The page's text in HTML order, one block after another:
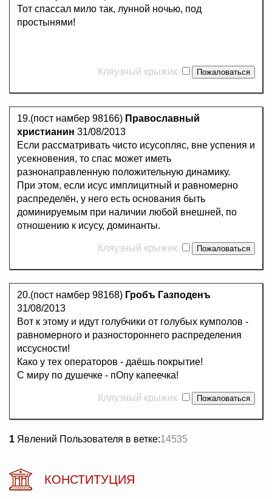
Тот спассал мило так, лунной ночью, под
простынями!
Кляузный крыжик
19.(пост намбер 98166) Православный
христианин 31/08/2013
Если рассматривать чисто исусопляс, вне успения и
усекновения, то спас может иметь
разнонаправленную положительную динамику.
При этом, если исус имплицитный и равномерно
распределён, у него есть основания быть
доминируемым при наличии любой внешней, по
отношению к исусу, доминанты.
Кляузный крыжик
20.(пост намбер 98168) Гробъ Газподенъ
31/08/2013
Вот к этому и идут голубчики от голубых кумполов -
равномерного и разностороннего распределения
иссусности!
Како у тех операторов - даёшь покрытие!
С миру по душечке - пОпу капеечка!
Кляузный крыжик
1 Явлений Пользователя в ветке:14535
КОНСТИТУЦИЯ